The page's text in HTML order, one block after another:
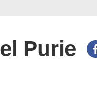
Purie